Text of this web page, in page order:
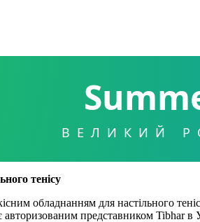
ВЕЛИКИЙ
тенісу
обладнанням для настільного
представником Tibhar в